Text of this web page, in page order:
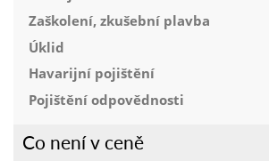
Zaškolení, zkušební plavba
Úklid
Havarijní pojištění
Pojištění odpovědnosti
Co není v ceně